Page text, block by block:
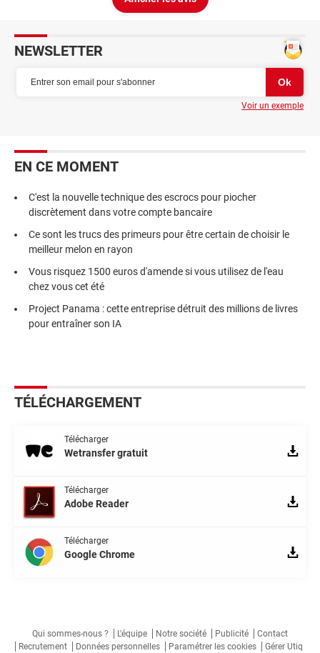
NEWSLETTER
Voir un exemple
EN CE MOMENT
C'est la nouvelle technique des escrocs pour piocher
discrètement dans votre compte bancaire
Ce sont les trucs des primeurs pour être certain de choisir le
meilleur melon en rayon
Vous risquez 1500 euros d'amende si vous utilisez de l'eau
chez vous cet été
Project Panama : cette entreprise détruit des millions de livres
pour entraîner son IA
TÉLÉCHARGEMENT
Télécharger
Wetransfer gratuit
Télécharger
Adobe Reader
Télécharger
Google Chrome
Qui sommes-nous ? L'équipe Notre société Publicité
Contact
Recrutement
Données personnelles Paramétrer les cookies
Gérer Utiq